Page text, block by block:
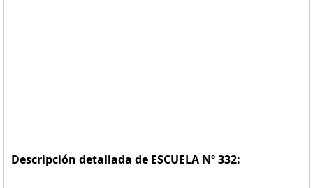
Descripción detallada de ESCUELA Nº 332: